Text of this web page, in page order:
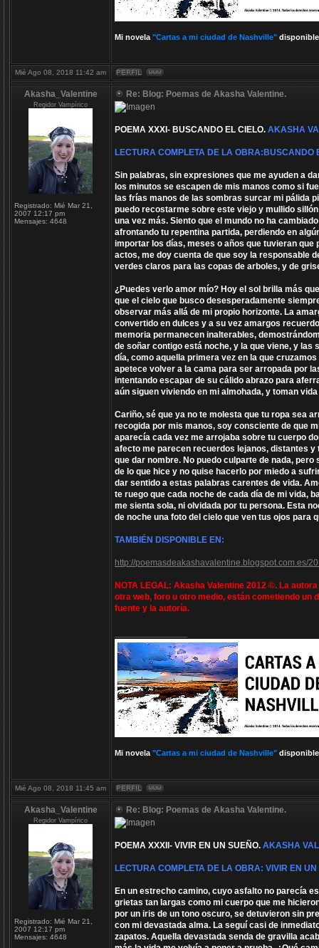
Mi novela "Cartas a mi ciudad de Nashville" disponible
Mié Ago 08, 2018 11:42 am
Akasha_Valentine
Regidor Vampírico
Registrado: Mié Mar 21,
2007 12:17 pm
Mensajes: 4648
Re: Blog: Poemas de Akasha Valentine.
POEMA XXXI- BUSCANDO EL CIELO. AKASHA
LECTURA COMPLETA DE LA OBRA:BUSCANDO
Sin palabras, sin expresiones que me ayuden a
los minutos se escapen de mis manos como si
las frías manos de las sombras surcar mi pálida
puedo recostarme sobre este viejo y mullido
una vez más. Siento que el mundo no ha
afrontando tu repentina partida, perdiendo en
importar los días, meses o años que tuvieran
actos, me doy cuenta de que soy la responsable
verdes claros para las copas de arboles, y de
¿Puedes verlo amor mío? Hoy el sol brilla más
que el cielo que busco desesperadamente
observar más allá de mi propio horizonte. La
convertido en dulces y a su vez amargos
memoria permanecen inalterables,
de soñar contigo está noche, y la que viene, y
día, como aquella primera vez en la que
apetece volver a la cama para ser arropada por
intentando escapar de su cálido abrazo para
aún siguen viviendo en mi almohada, y toman
Cariño, sé que ya no te molesta que tu ropa sea
recogida por mis manos, soy consciente de que
aparecía cada vez me arrojaba sobre tu cuerpo
afecto me parecen recuerdos lejanos, distantes
que dar nombre. No puedo culparte de nada,
de lo que hice y no quise hacerlo por miedo a
dar sentido a estas palabras carentes de vida.
te ruego que cada noche de cada día de mi vida,
me sienta sola, ni olvidada por tu persona. Esta
de noche una foto del cielo que ven tus ojos para
TAMBIÉN DISPONIBLE EN:
http://poemasdeakashavalentine.blogspot.com.es/
NOTA LEGAL: Akasha Valentine 2012 ©. La
otra web, foro u otro medio, están cometiendo un
fuente y la autoría.
Mi novela "Cartas a mi ciudad de Nashville" disponible
Mié Ago 08, 2018 11:45 am
Akasha_Valentine
Regidor Vampírico
Registrado: Mié Mar 21,
2007 12:17 pm
Mensajes: 4648
Re: Blog: Poemas de Akasha Valentine.
POEMA XXXII- VIVIR EN UN SUEÑO. AKASHA
LECTURA COMPLETA DE LA OBRA: VIVIR EN UN
En un estrecho camino, cuyo asfalto no parecía
grietas tan largas como mi cuerpo que me
por un iris de un tono oscuro, se detuvieron sin
con mi devastada alma. La seguí casi de
zapatos. Aquella devastada senda de gravilla